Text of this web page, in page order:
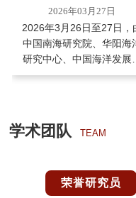
2026年03月27日
2026年3月26日至27日，
中国南海研究院、华阳海
研究中心、中国海洋发展
金会、中央广播电视总台
学术团队 TEAM
荣誉研究员